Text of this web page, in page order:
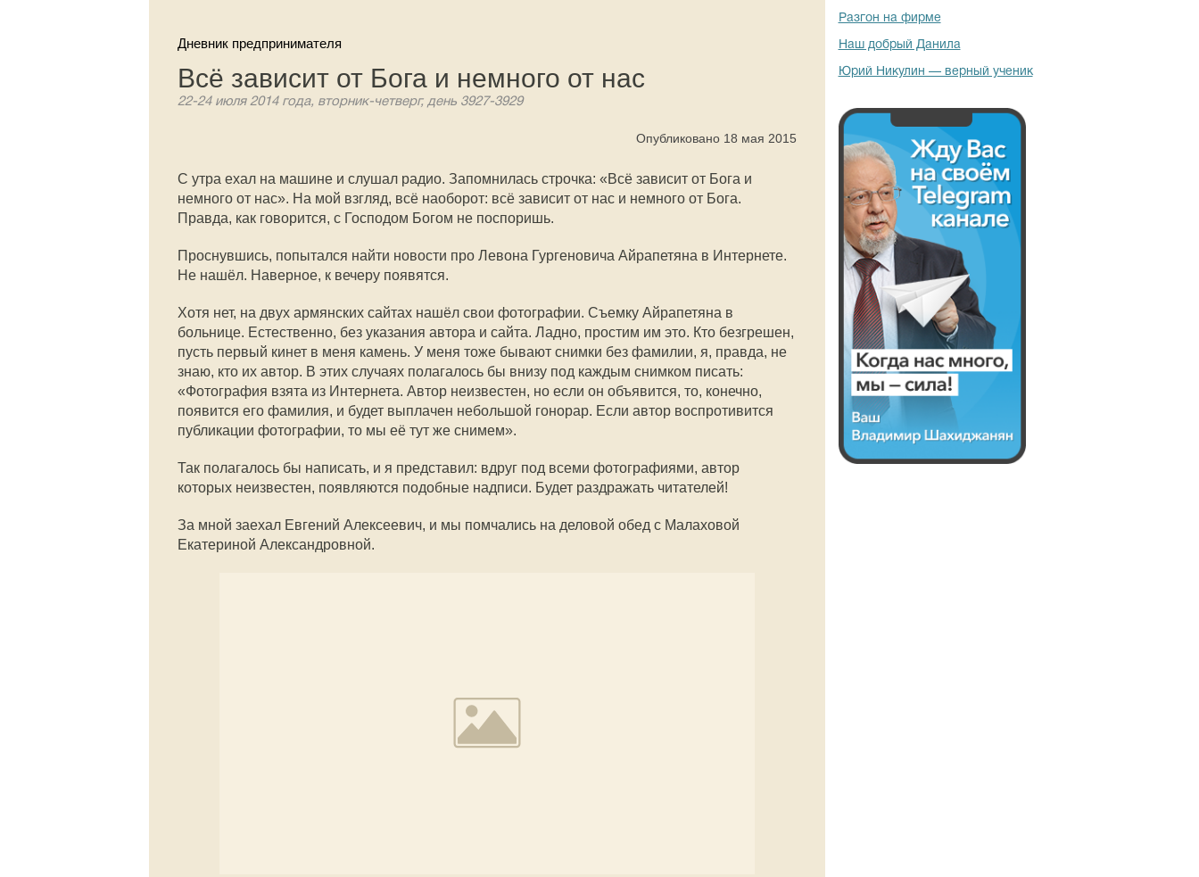
Дневник предпринимателя
Всё зависит от Бога и немного от нас
22-24 июля 2014 года, вторник-четверг, день 3927-3929
Опубликовано 18 мая 2015
С утра ехал на машине и слушал радио. Запомнилась строчка: «Всё зависит от Бога и
немного от нас». На мой взгляд, всё наоборот: всё зависит от нас и немного от Бога.
Правда, как говорится, с Господом Богом не поспоришь.
Проснувшись, попытался найти новости про Левона Гургеновича Айрапетяна в Интернете.
Не нашёл. Наверное, к вечеру появятся.
Хотя нет, на двух армянских сайтах нашёл свои фотографии. Съемку Айрапетяна в
больнице. Естественно, без указания автора и сайта. Ладно, простим им это. Кто безгрешен,
пусть первый кинет в меня камень. У меня тоже бывают снимки без фамилии, я, правда, не
знаю, кто их автор. В этих случаях полагалось бы внизу под каждым снимком писать:
«Фотография взята из Интернета. Автор неизвестен, но если он объявится, то, конечно,
появится его фамилия, и будет выплачен небольшой гонорар. Если автор воспротивится
публикации фотографии, то мы её тут же снимем».
Так полагалось бы написать, и я представил: вдруг под всеми фотографиями, автор
которых неизвестен, появляются подобные надписи. Будет раздражать читателей!
За мной заехал Евгений Алексеевич, и мы помчались на деловой обед с Малаховой
Екатериной Александровной.
Разгон на фирме
Наш добрый Данила
Юрий Никулин — верный ученик